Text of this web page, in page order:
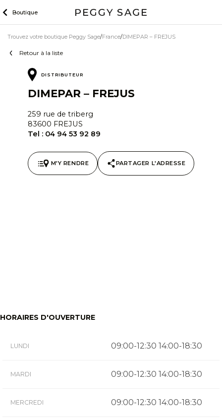
to
Boutique
Retour à la liste
Trouvez votre boutique Peggy Sage France DIMEPAR – FREJUS
DISTRIBUTEUR
DIMEPAR – FREJUS
259 rue de triberg
83600 FREJUS
Tel : 04 94 53 92 89
M'Y RENDRE PARTAGER L'ADRESSE
HORAIRES D'OUVERTURE
LUNDI 09:00-12:30 14:00-18:30
MARDI 09:00-12:30 14:00-18:30
MERCREDI 09:00-12:30 14:00-18:30